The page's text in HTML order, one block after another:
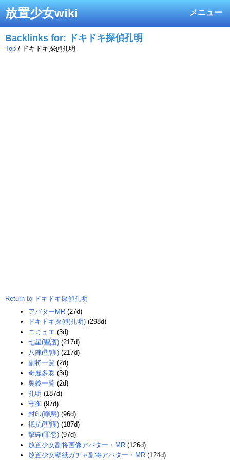
メニュー
放置少女wiki
Backlinks for: ドキドキ探偵孔明
Top / ドキドキ探偵孔明
Return to ドキドキ探偵孔明
アバターMR (27d)
ドキドキ探偵(孔明) (298d)
ニミュエ (3d)
七星(聖護) (217d)
八陣(聖護) (217d)
副将一覧 (2d)
奇麗多彩 (3d)
奥義一覧 (2d)
孔明 (187d)
守御 (97d)
封印(罪悪) (96d)
抵抗(聖護) (187d)
撃砕(罪悪) (97d)
放置少女副将画像アバター・MR (126d)
放置少女壁紙ガチャ副将アバター・MR (124d)